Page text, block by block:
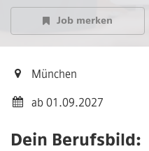
Job merken
München
ab 01.09.2027
Dein Berufsbild: